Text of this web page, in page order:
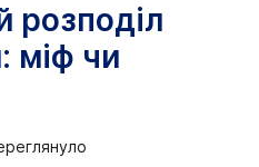
розподіл
міф чи